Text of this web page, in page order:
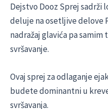
Dejstvo Dooz Sprej
deluje na osetljive delove
nadražaj glavića pa
svršavanje.
Ovaj sprej za odlaganje
budete dominantni u
svršavanja.